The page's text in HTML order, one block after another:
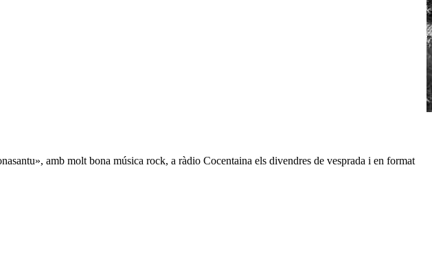
amb molt bona música rock, a ràdio Cocentaina els divendres de vesprada i en format